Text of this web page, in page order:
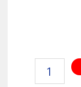
Impermeabilizante